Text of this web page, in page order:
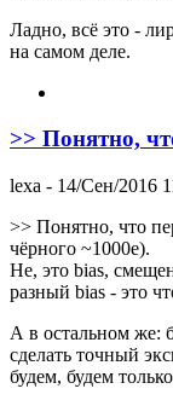
Ладно, всё это -
на самом деле.
>> Понятно,
lexa - 14/Сен/2016
>> Понятно, что
чёрного ~1000е).
Не, это bias,
разный bias - это
А в остальном же:
сделать точный
будем, будем